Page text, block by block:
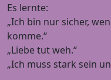
Es lernte:
„Ich bin nur sicher,
komme.“
„Liebe tut weh.“
„Ich muss stark sein